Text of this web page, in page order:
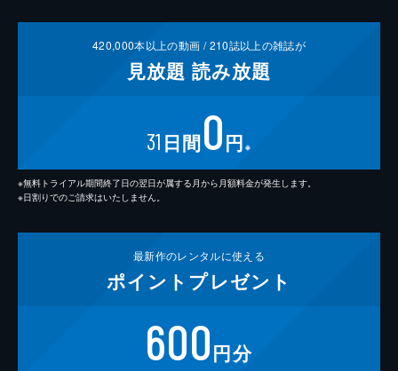
420,000本以上の動画 /210誌以上の雑誌が
見放題 読み放題
31 日間0円 ※
※無料トライアル期間終了日の翌日が属する月から月額料金が発生します。
※日割りでのご請求はいたしません。
最新作のレンタルに使える
ポイント プレゼント
600円分